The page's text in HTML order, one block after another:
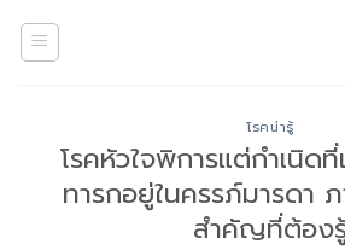
โรคน่ารู้
โรคหัวใจพิการแต่กำเนิด
ทารกอยู่ในครรภ์มารดา
สำคัญที่ต้อง